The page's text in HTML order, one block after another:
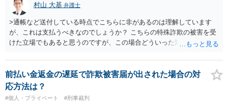
村山 大基 弁護士
>通帳など送付している時点でこちらに非があるのは理解しています
が、これは支払うべきなのでしょうか？ こちらの特殊詐欺の被害を受
けた立場でもあると思うのですが、この場合どういった対処が必要で
がいいとは思います。 そもそも、特殊詐欺関係なく旦那さんの行為
は法に触れる可能性もあります。 ＞100万を支払わず穏便に和解する
ことは可能でしょうか？ →一般的には難しいです。相談者さんも１０
０万円の被害を受けたとして、１円も払わないで和解したいと言われ
たら、 できるだけ重い刑罰を与えて欲しい、と思われるのではない
前払い金返金の遅延で詐欺被害届が出された場合の対
応方法は？
#個人・プライベート #刑事裁判